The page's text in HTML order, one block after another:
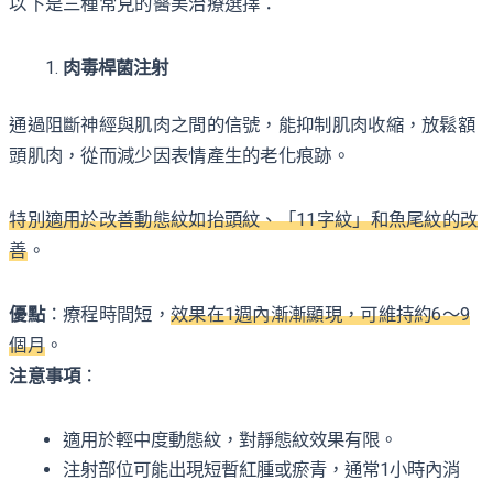
肉毒桿菌注射
通過阻斷神經與肌肉之間的信號，能抑制肌肉收縮，放鬆額
頭肌肉，從而減少因表情產生的老化痕跡。
特別適用於改善動態紋如抬頭紋、「11字紋」和魚尾紋的改
善。
優點：療程時間短， 效果在1週內漸漸顯現，可維持約6～9
個月。
注意事項：
適用於輕中度動態紋，對靜態紋效果有限。
注射部位可能出現短暫紅腫或瘀青，通常1小時內消